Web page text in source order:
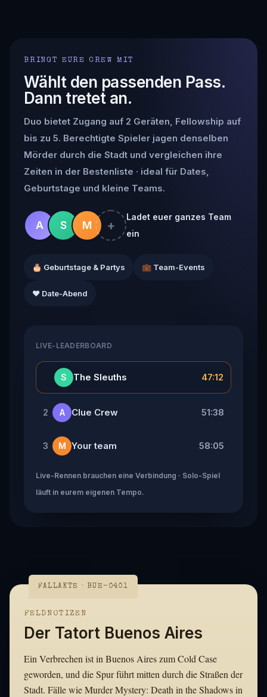
BRINGT EURE CREW MIT
Wählt den passenden Pass.
Dann tretet an.
Duo bietet Zugang auf 2 Geräten, Fellowship auf
bis zu 5. Berechtigte Spieler jagen denselben
Mörder durch die Stadt und vergleichen ihre
Zeiten in der Bestenliste · ideal für Dates,
Geburtstage und kleine Teams.
A S M +
Ladet euer ganzes Team
ein
🎂 Geburtstage & Partys 💼 Team-Events
❤️ Date-Abend
LIVE-LEADERBOARD
S The Sleuths 47:12
2 A Clue Crew 51:38
3 M Your team 58:05
Live-Rennen brauchen eine Verbindung · Solo-Spiel
läuft in eurem eigenen Tempo.
FALLAKTE · BUE-0401
FELDNOTIZEN
Der Tatort Buenos Aires
Ein Verbrechen ist in Buenos Aires zum Cold Case
geworden, und die Spur führt mitten durch die Straßen der
Stadt. Fälle wie Murder Mystery: Death in the Shadows in